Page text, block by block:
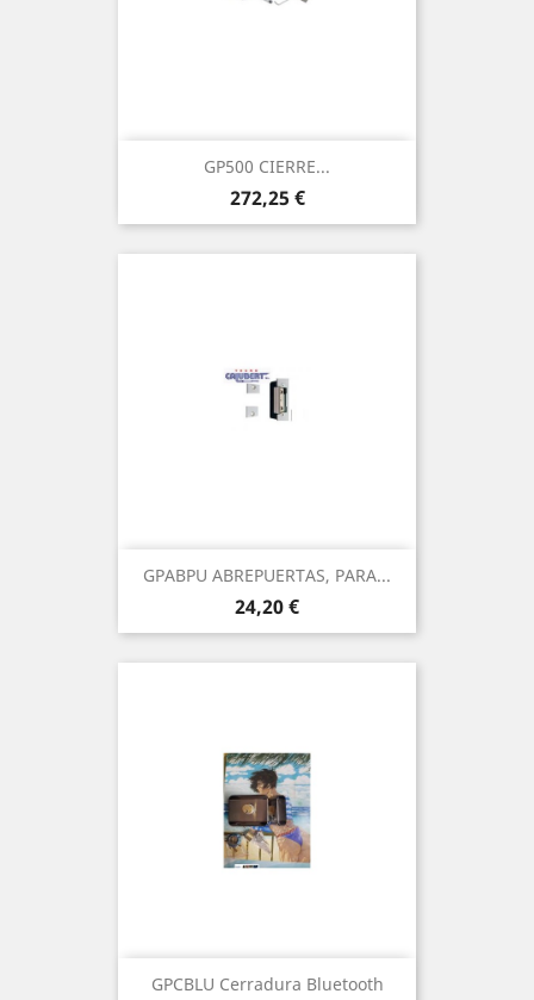
GP500 CIERRE...
Precio
272,25 €
GPABPU ABREPUERTAS, PARA...
Precio
24,20 €
GPCBLU Cerradura Bluetooth